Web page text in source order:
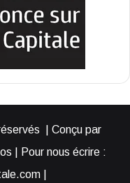
| Conçu par
| Pour nous écrire :
|